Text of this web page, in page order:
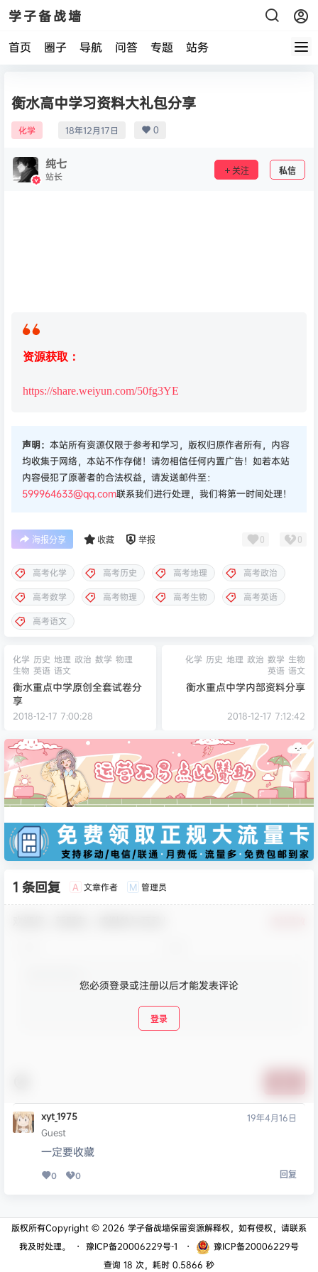
学子备战墙
首页 圈子 导航 问答 专题 站务
衡水高中学习资料大礼包分享
化学 18年12月17日 0
纯七
站长 关注 私信
资源获取：
https://share.weiyun.com/50fg3YE
声明： 本站所有资源仅限于参考和学习，版权归原作者所有，内容
均收集于网络，本站不作存储！请勿相信任何内置广告！如若本站
内容侵犯了原著者的合法权益，请发送邮件至：
599964633@qq.com联系我们进行处理，我们将第一时间处理！
海报分享 收藏 举报 0 0
高考化学 高考历史 高考地理
高考政治
高考数学
高考物理 高考生物
高考英语
高考语文
化学 历史 地理 政治 数学 物理
生物 英语 语文
衡水重点中学原创全套试卷分
享
2018-12-17 7:00:28
化学 历史 地理 政治 数学 生物
英语 语文
衡水重点中学内部资料分享
2018-12-17 7:12:42
1 条回复 A 文章作者 M 管理员
您必须登录或注册以后才能发表评论
登录
xyt_1975
Guest
19年4月16日
一定要收藏
0 0 回复
版权所有Copyright © 2026 学子备战墙保留资源解释权，如有侵权，请联系
我及时处理。
・ 豫ICP备20006229号-1 ・
豫ICP备20006229号
查询 18 次，耗时 0.5866 秒